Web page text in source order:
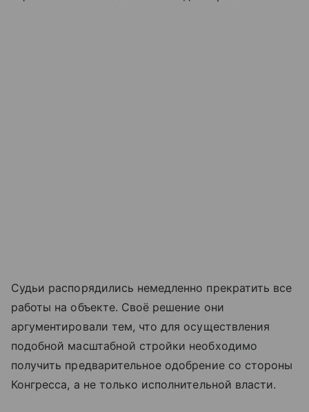
Судьи распорядились немедленно прекратить все
работы на объекте. Своё решение они
аргументировали тем, что для осуществления
подобной масштабной стройки необходимо
получить предварительное одобрение со стороны
Конгресса, а не только исполнительной власти.